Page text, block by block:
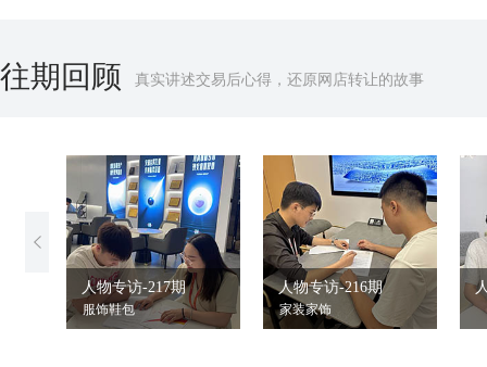
往期回顾 真实讲述交易后心得，还原网店转让的故事
人物专访-217期
服饰鞋包
人物专访-216期
家装家饰